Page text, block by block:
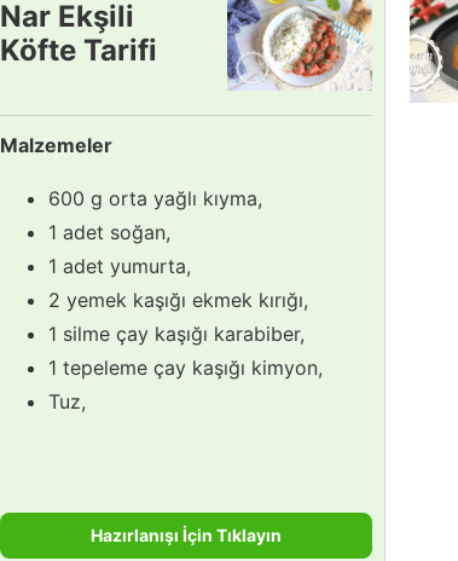
Nar Ekşili
Köfte Tarifi
Malzemeler
600 g orta yağlı kıyma,
1 adet soğan,
1 adet yumurta,
2 yemek kaşığı ekmek kırığı,
1 silme çay kaşığı karabiber,
1 tepeleme çay kaşığı kimyon,
Tuz,
Hazırlanışı İçin Tıklayın